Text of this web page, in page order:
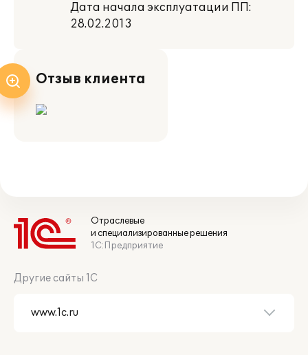
Дата начала эксплуатации ПП:
28.02.2013
Отзыв клиента
Отраслевые
и специализированные решения
1С:Предприятие
Другие сайты 1С